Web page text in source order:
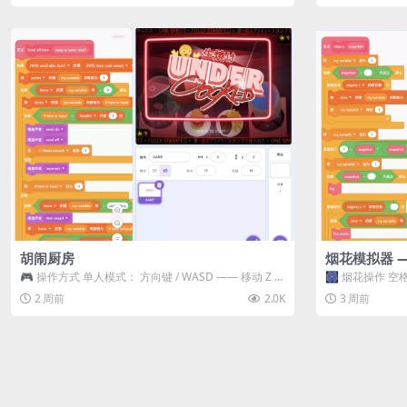
胡闹厨房
🎮 操作方式 单人模式： 方向键 / WASD —— 移动 Z /
K —— 抓...
2 周前 2.0K
烟花模拟器
🎆 烟花操作
型 普通烟花 嘶...
3 周前